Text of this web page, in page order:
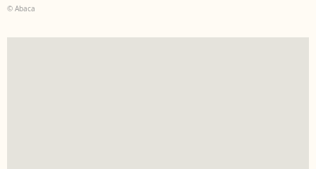
© Abaca